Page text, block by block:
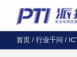
首页/ 行业千问 /